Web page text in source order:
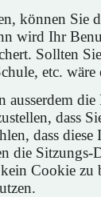
können Sie
wird Ihr
Sollten
etc.
ausserdem
dass
dass
die
Cookie zu